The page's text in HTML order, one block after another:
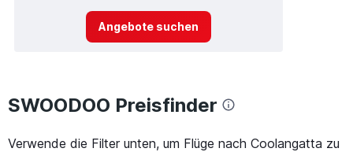
Angebote suchen
SWOODOO Preisfinder
Verwende die Filter unten, um Flüge nach Coolangatta zu